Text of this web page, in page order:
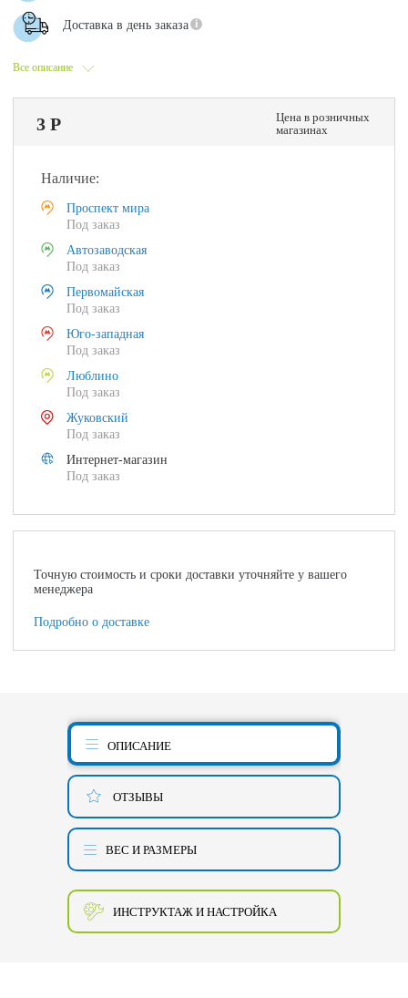
Все описание
Доставка в день заказа
3 Р
Цена в розничных
магазинах
Наличие:
Проспект мира
Под заказ
Автозаводская
Под заказ
Первомайская
Под заказ
Юго-западная
Под заказ
Люблино
Под заказ
Жуковский
Под заказ
Интернет-магазин
Под заказ
Точную стоимость и сроки доставки уточняйте у вашего
менеджера
Подробно о доставке
ОПИСАНИЕ
ОТЗЫВЫ
ВЕС И РАЗМЕРЫ
ИНСТРУКТАЖ И НАСТРОЙКА